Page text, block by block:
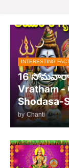
INTERESTING
16 సోమవారాల
Vratham -
Shodasa-
by Chanti